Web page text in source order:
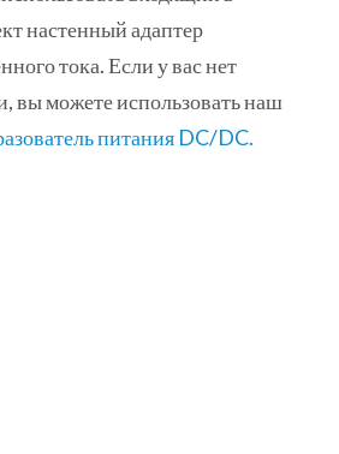
настенный адаптер
тока. Если у вас нет
вы можете использовать наш
питания DC/DC.